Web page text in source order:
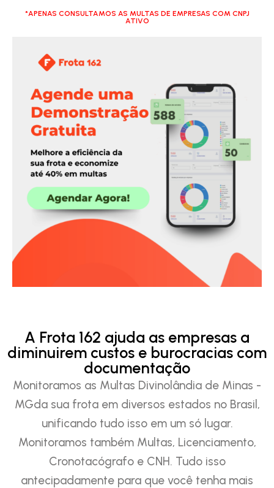
*APENAS CONSULTAMOS AS MULTAS DE EMPRESAS COM CNPJ
ATIVO
A Frota 162 ajuda as empresas a
diminuirem custos e burocracias com
documentação
Monitoramos as Multas Divinolândia de Minas -
MGda sua frota em diversos estados no Brasil,
unificando tudo isso em um só lugar.
Monitoramos também Multas, Licenciamento,
Cronotacógrafo e CNH. Tudo isso
antecipadamente para que você tenha mais